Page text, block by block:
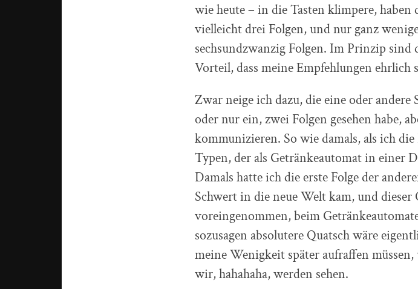
wie heute – in die Tasten klimpere,
vielleicht drei Folgen, und nur ganz
sechsundzwanzig Folgen. Im Prinzip sind
Vorteil, dass meine Empfehlungen ehrlich
Zwar neige ich dazu, die eine oder
oder nur ein, zwei Folgen gesehen habe,
kommunizieren. So wie damals, als ich
Typen, der als Getränkeautomat in einer
Damals hatte ich die erste Folge der
Schwert in die neue Welt kam, und dieser
voreingenommen, beim
sozusagen absolutere Quatsch wäre
meine Wenigkeit später aufraffen
wir, hahahaha, werden sehen.